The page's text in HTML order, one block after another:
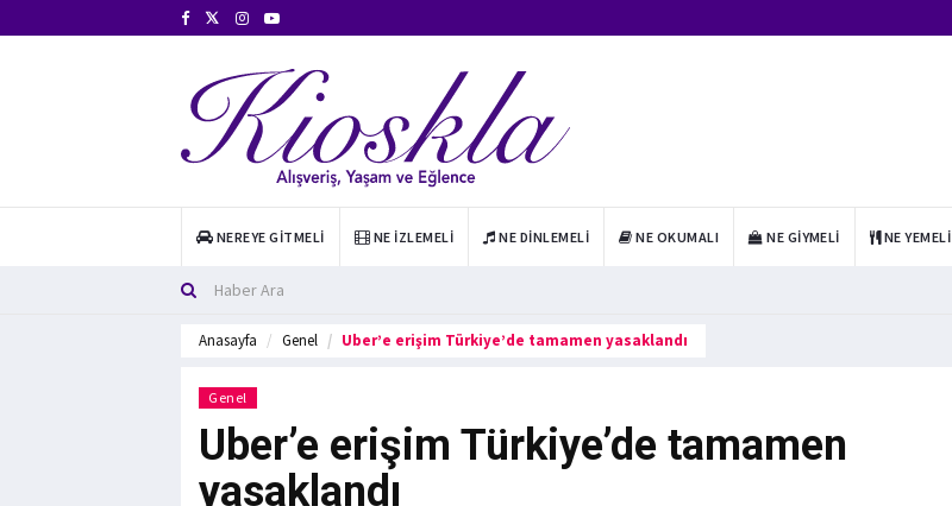
NEREYE GITMELI NE İZLEMELI NE DINLEMELI NE OKUMALI NE GIYMELI NE YEMELI
Anasayfa Genel Uber’e erişim Türkiye’de tamamen yasaklandı
Genel
Uber’e erişim Türkiye’de tamamen
yasaklandı